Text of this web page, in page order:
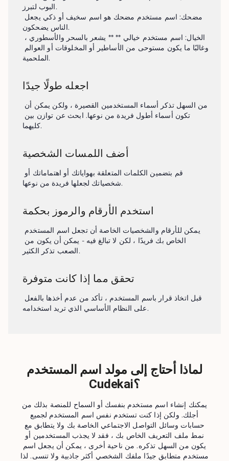
البوب ​​لتبرز.
الناس يضحكون.
الملحمية.
اجعله طولًا جيدًا
كليهما.
أضف اللمسات الشخصية
شخصياتك لجعلها فريدة من نوعها.
استخدم الأرقام والرموز بحكمة
الصعب تذكر الكثير.
تحقق مما إذا كانت متوفرة
على النظام الأساسي الذي تريد استخدامه.
لماذا أحتاج إلى مولد اسم المستخدم
Cudekai؟
يمكنك إنشاء اسم مستخدم بنفسك أو السماح للمنصة بذلك من
أجلك. ولكن إذا كنت تستخدم نفس اسم المستخدم لجميع
حسابات وسائل التواصل الاجتماعي الخاصة بك ولا يتطابق مع
نمط ملف التعريف الخاص بك ، فقد لا يجذب المستخدمين أو
يكون من السهل تذكره. من ناحية أخرى ، يمكن أن يجعل اسم
مستخدم متطابق جيدًا ملفك الشخصي أكثر جاذبية ولا تنسى. لذا